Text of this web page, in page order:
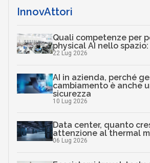
InnovAttori
Quali competenze per
physical AI nello
22 Lug 2026
AI in azienda, perché
cambiamento è anche
sicurezza
10 Lug 2026
Data center, quanto
attenzione al thermal
06 Lug 2026